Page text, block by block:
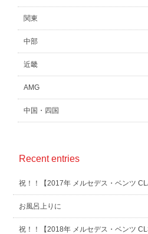
関東
中部
近畿
AMG
中国・四国
Recent entries
祝！！【2017年 メルセデス・ベンツ
お風呂上りに
祝！！【2018年 メルセデス・ベンツ